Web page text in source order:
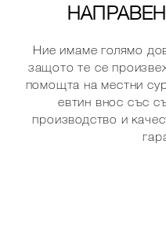
Ние имаме голямо
защото те се
помощта на местни
евтин внос със
производство и